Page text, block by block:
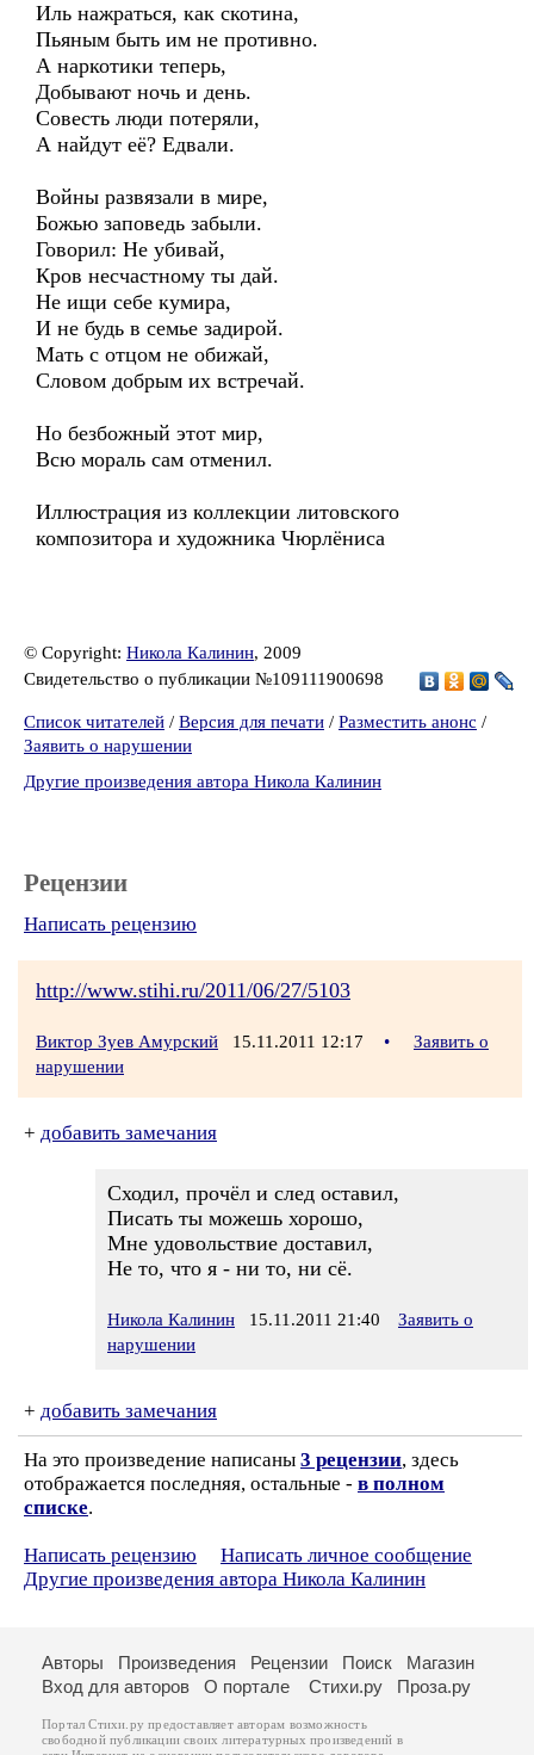
Иль нажраться, как скотина,
Пьяным быть им не противно.
А наркотики теперь,
Добывают ночь и день.
Совесть люди потеряли,
А найдут её? Едвали.
Войны развязали в мире,
Божью заповедь забыли.
Говорил: Не убивай,
Кров несчастному ты дай.
Не ищи себе кумира,
И не будь в семье задирой.
Мать с отцом не обижай,
Словом добрым их встречай.
Но безбожный этот мир,
Всю мораль сам отменил.
Иллюстрация из коллекции литовского
композитора и художника Чюрлёниса
© Copyright: Никола Калинин, 2009
Свидетельство о публикации №109111900698
Список читателей / Версия для печати / Разместить анонс /
Заявить о нарушении
Другие произведения автора Никола Калинин
Рецензии
Написать рецензию
http://www.stihi.ru/2011/06/27/5103
Виктор Зуев Амурский 15.11.2011 12:17 •
Заявить о
нарушении
+ добавить замечания
Сходил, прочёл и след оставил,
Писать ты можешь хорошо,
Мне удовольствие доставил,
Не то, что я - ни то, ни сё.
Никола Калинин 15.11.2011 21:40
Заявить о
нарушении
+ добавить замечания
На это произведение написаны 3 рецензии, здесь
отображается последняя, остальные - в полном
списке.
Написать рецензию
Написать личное сообщение
Другие произведения автора Никола Калинин
Авторы Произведения Рецензии Поиск
Магазин
Вход для авторов
О портале Стихи.ру Проза.ру
Портал Стихи.ру предоставляет авторам возможность
свободной публикации своих литературных произведений в